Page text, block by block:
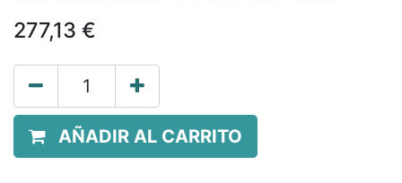
277,13 €
AÑADIR AL CARRITO